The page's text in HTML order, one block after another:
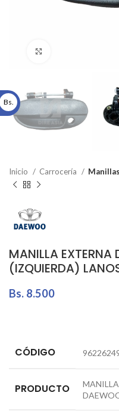
Inicio Carrocería Manillas
MANILLA EXTERNA
(IZQUIERDA)
Bs. 8.500
CÓDIGO
PRODUCTO
Bs.